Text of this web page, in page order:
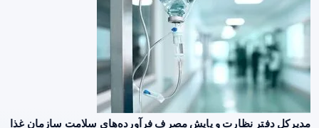
مدیرکل دفتر نظارت و پایش مصرف فرآورده‌های سلامت سازمان غذا